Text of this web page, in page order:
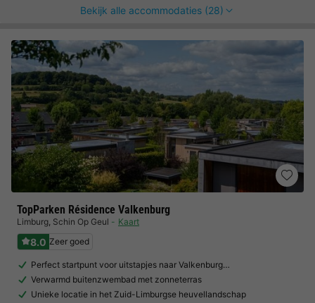
Bekijk alle accommodaties (28)
TopParken Résidence Valkenburg
Limburg, Schin Op Geul Kaart
8.0 Zeer goed
Perfect startpunt voor uitstapjes naar Valkenburg…
Verwarmd buitenzwembad met zonneterras
Unieke locatie in het Zuid-Limburgse heuvellandschap